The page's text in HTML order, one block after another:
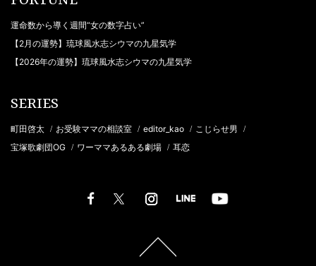
運命数から導く週間“女の数字占い”
【2月の運勢】琉球風水志シウマの九星気学
【2026年の運勢】琉球風水志シウマの九星気学
SERIES
町田啓太 / お受験ママの相談室 / editor_kao / こじらせ男 /
宝塚歌劇団OG / ワーママあるある劇場 / 耳恋